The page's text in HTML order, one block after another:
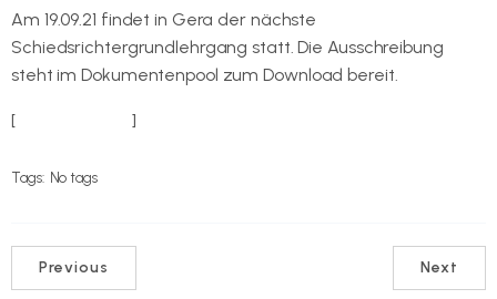
Am 19.09.21 findet in Gera der nächste
Schiedsrichtergrundlehrgang statt. Die Ausschreibung
steht im Dokumentenpool zum Download bereit.
[Ausschreibung ]
Tags: No tags
Previous Next